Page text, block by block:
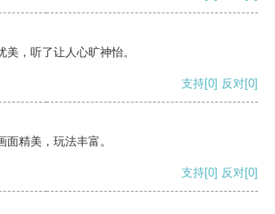
，听了让人心旷神怡。
支持[0] 反对[0]
精美，玩法丰富。
支持[0] 反对[0]